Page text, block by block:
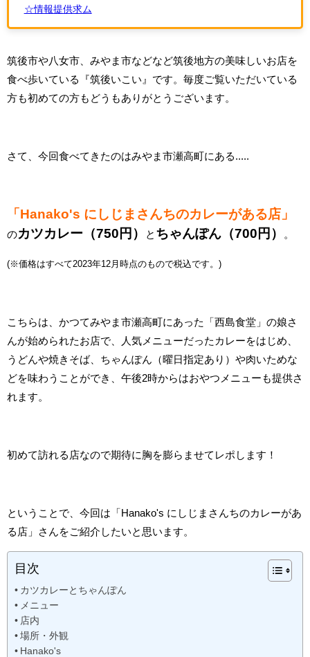
☆情報提供求ム
筑後市や八女市、みやま市などなど筑後地方の美味しいお店を
食べ歩いている『筑後いこい』です。毎度ご覧いただいている
方も初めての方もどうもありがとうございます。
さて、今回食べてきたのはみやま市瀬高町にある.....
「Hanako's にしじまさんちのカレーがある店」
のカツカレー（750円） と ちゃんぽん（700円） 。
(※価格はすべて2023年12 月時点のもので税込です。)
こちらは、かつてみやま市瀬高町にあった「西島食堂」の娘さ
んが始められたお店で、人気メニューだったカレーをはじめ、
うどんや焼きそば、ちゃんぽん（曜日指定あり）や肉いためな
どを味わうことができ、午後2時からはおやつメニューも提供さ
れます。
初めて訪れる店なので期待に胸を膨らませてレポします！
ということで、今回は「Hanako's にしじまさんちのカレーがあ
る店」さんをご紹介したいと思います。
目次
カツカレーとちゃんぽん
メニュー
店内
場所・外観
Hanako's